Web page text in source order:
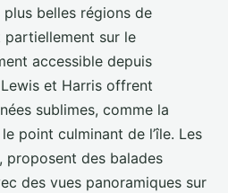
belles régions de
partiellement sur le
accessible depuis
et Harris offrent
sublimes, comme la
le point culminant de l’île. Les
proposent des balades
des vues panoramiques sur